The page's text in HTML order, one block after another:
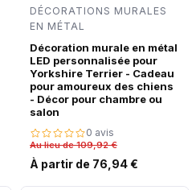
DÉCORATIONS MURALES
EN MÉTAL
Décoration murale en métal
LED personnalisée pour
Yorkshire Terrier - Cadeau
pour amoureux des chiens
- Décor pour chambre ou
salon
0 avis
Au lieu de 109,92 €
À partir de 76,94 €